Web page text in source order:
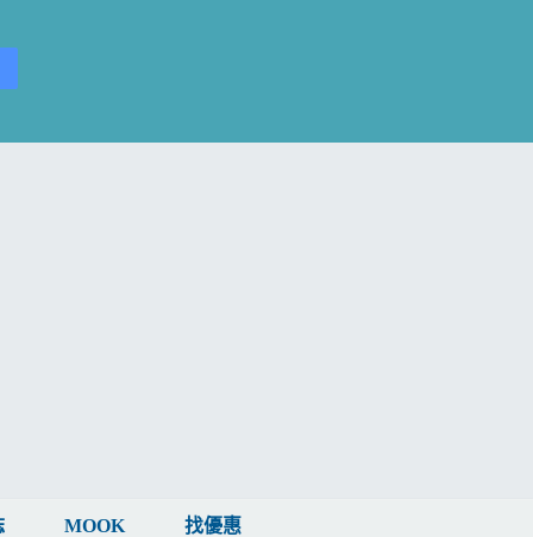
MOOK 找優惠